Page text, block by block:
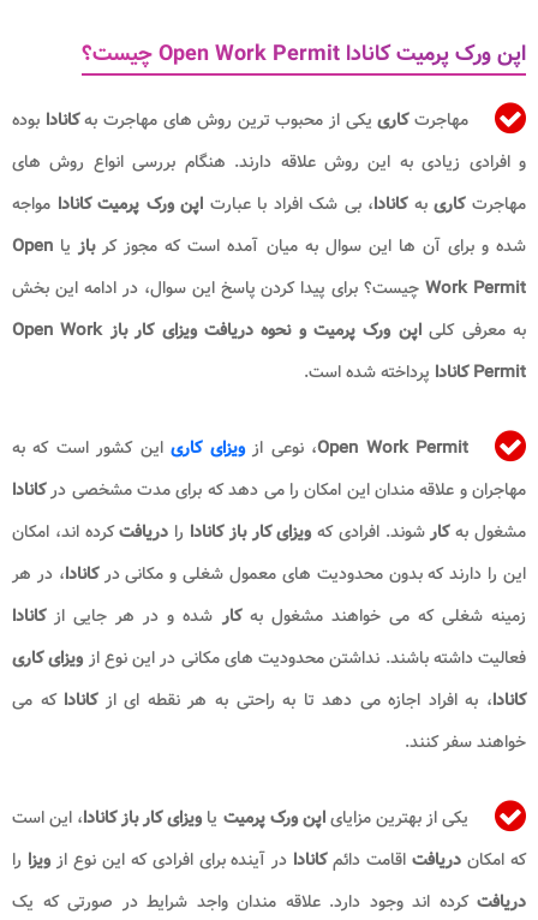
اپن ورک پرمیت کانادا Open Work Permit چیست؟
مهاجرتکاری یکی از محبوب ترین روش های مهاجرت بهکانادا بوده
و افرادی زیادی به این روش علاقه دارند. هنگام بررسی انواع روش های
مهاجرتکاریبهکانادا، بی شک افراد با عبارت اپن ورک پرمیت کانادا مواجه
شده و برای آن ها این سوال به میان آمده است که مجوز کرباز یا Open
Work Permitچیست؟ برای پیدا کردن پاسخ این سوال، در ادامه این بخش
به معرفی کلیاپن ورک پرمیت و
نحوه دریافت ویزای کار باز Open Work
Permit کانادا
پرداخته شده است.
Open Work Permit، نوعی ازویزای کاری این کشور است که به
مهاجران و علاقه مندان این امکان را می دهد که برای مدت مشخصی درکانادا
مشغول بهکارشوند. افرادی که ویزای کار باز کانادا را دریافتکرده اند، امکان
این را دارند که بدون محدودیت های معمول شغلی و مکانی درکانادا، در هر
زمینه شغلی که می خواهند مشغول بهکار شده و در هر جایی ازکانادا
فعالیت داشته باشند. نداشتن محدودیت های مکانی در این نوع از ویزای کاری
کانادا، به افراد اجازه می دهد تا به راحتی به هر نقطه ای ازکاناداکه می
خواهند سفر کنند.
یکی از بهترین مزایایاپن ورک پرمیت یا ویزای کار بازکانادا، این است
که امکان دریافت اقامت دائمکانادا در آینده برای افرادی که این نوع ازویزا را
دریافتکرده اند وجود دارد. علاقه مندان واجد شرایط در صورتی که یک